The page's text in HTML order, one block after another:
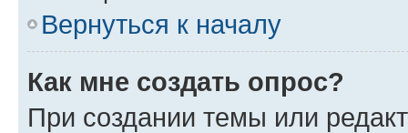
Вернуться к началу
Как мне создать опрос?
При создании темы или